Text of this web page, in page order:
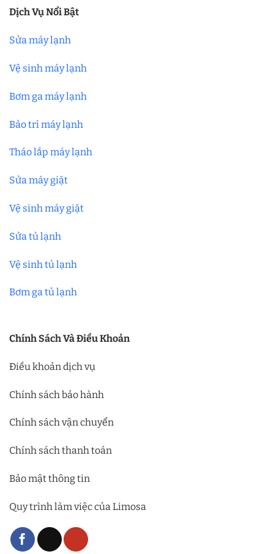
Dịch Vụ Nổi Bật
Sửa máy lạnh
Vệ sinh máy lạnh
Bơm ga máy lạnh
Bảo trì máy lạnh
Tháo lắp máy lạnh
Sửa máy giặt
Vệ sinh máy giặt
Sửa tủ lạnh
Vệ sinh tủ lạnh
Bơm ga tủ lạnh
Chính Sách Và Điều Khoản
Điều khoản dịch vụ
Chính sách bảo hành
Chính sách vận chuyển
Chính sách thanh toán
Bảo mật thông tin
Quy trình làm việc của Limosa